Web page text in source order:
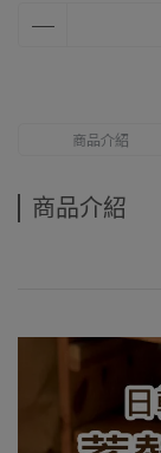
商品介紹
商品介紹